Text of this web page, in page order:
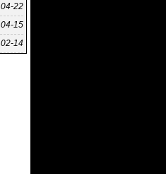
04-22
04-15
02-14